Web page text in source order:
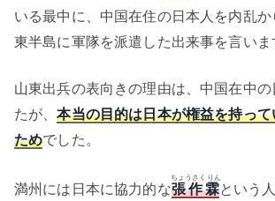
いる最中に、中国在住の日本人を内乱
東半島に軍隊を派遣した出来事を言いま
山東出兵の表向きの理由は、中国在中の
たが、本当の目的は日本が権益を持っ
ためでした。
満州には日本に協力的な張作霖
ちょうさくりん
という